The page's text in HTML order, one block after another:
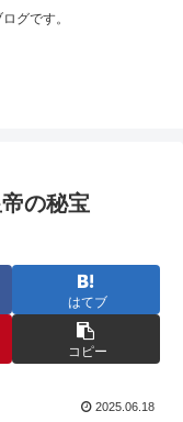
グです。
の秘宝
はてブ
コピー
2025.06.18